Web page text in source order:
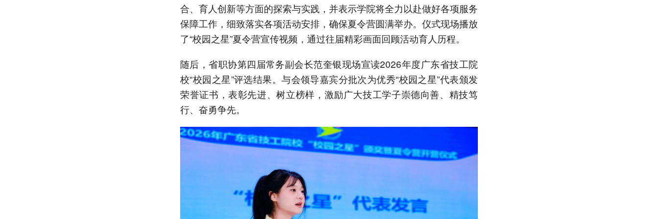
合、育人创新等方面的探索与实践，并表示学院将全力以赴做好各项服务
保障工作，细致落实各项活动安排，确保夏令营圆满举办。仪式现场播放
了“校园之星”夏令营宣传视频，通过往届精彩画面回顾活动育人历程。
随后，省职协第四届常务副会长范奎银现场宣读2026年度广东省技工院
校“校园之星”评选结果。与会领导嘉宾分批次为优秀“校园之星”代表颁发
荣誉证书，表彰先进、树立榜样，激励广大技工学子崇德向善、精技笃
行、奋勇争先。